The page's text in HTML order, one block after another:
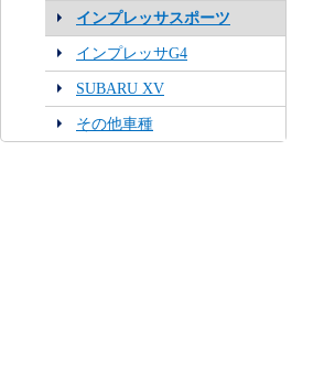
インプレッサスポーツ
インプレッサG4
SUBARU XV
その他車種